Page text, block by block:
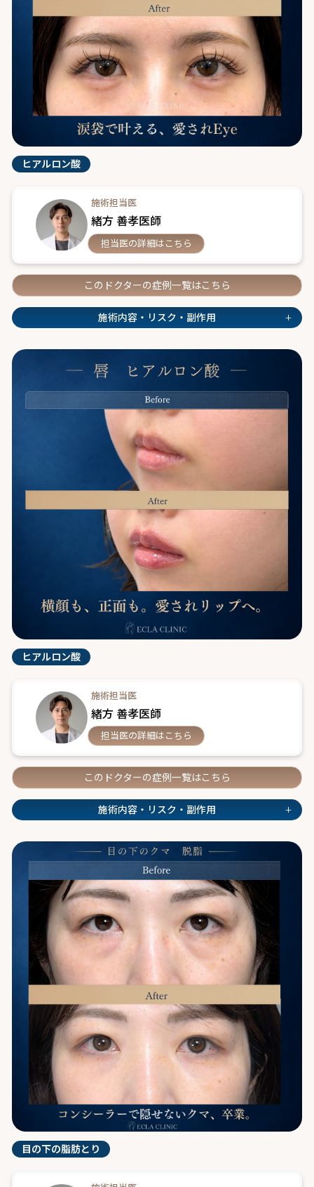
ヒアルロン酸
施術担当医
緒方 善孝医師
担当医の詳細はこちら
このドクターの症例一覧はこちら
施術内容・リスク・副作用 +
ヒアルロン酸
施術担当医
緒方 善孝医師
担当医の詳細はこちら
このドクターの症例一覧はこちら
施術内容・リスク・副作用 +
目の下の脂肪とり